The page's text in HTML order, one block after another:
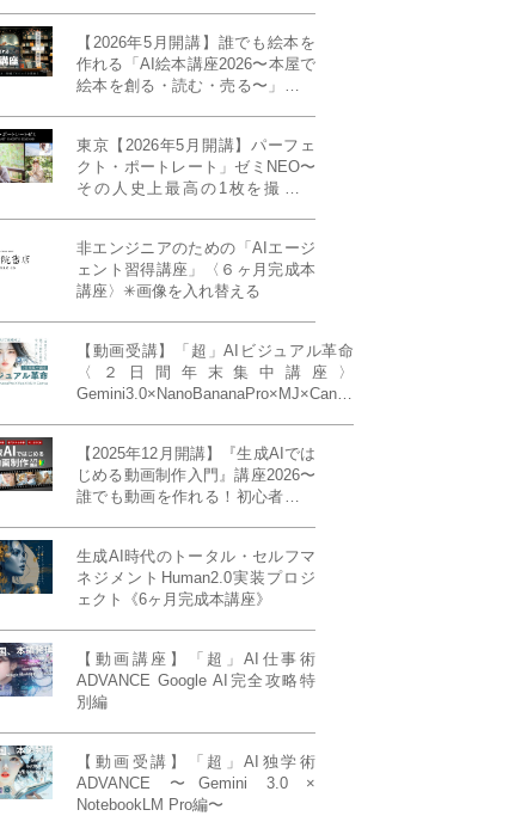
【2026年5月開講】誰でも絵本を
作れる「AI絵本講座2026〜本屋で
絵本を創る・読む・売る〜」イン
20名限定》
東京【2026年5月開講】パーフェ
クト・ポートレート」ゼミNEO〜
その人史上最高の1枚を撮る！
催）」《初参加大歓迎／12名限
定》
非エンジニアのための「AIエージ
ェント習得講座」〈６ヶ月完成本
講座〉✳︎画像を入れ替える
【動画受講】「超」AIビジュアル革命
〈２日間年末集中講座〉
Gemini3.0×NanoBananaPro×MJ×Canva
【2025年12月開講】『生成AIでは
じめる動画制作入門』講座2026〜
誰でも動画を作れる！初心者から
生成AI時代のトータル・セルフマ
ネジメントHuman2.0実装プロジ
ェクト《6ヶ月完成本講座》
【動画講座】「超」AI仕事術
ADVANCE Google AI完全攻略特
別編
【動画受講】「超」AI独学術
ADVANCE 〜Gemini 3.0 ×
NotebookLM Pro編〜